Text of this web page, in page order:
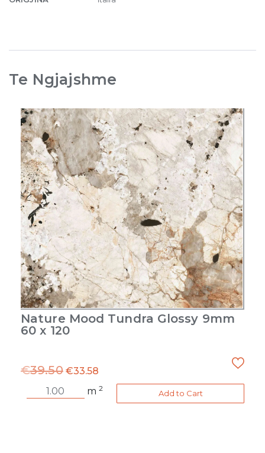
Te Ngjajshme
Nature Mood Tundra Glossy 9mm
60 x 120
€39.50 €33.58
m 2
Add to Cart